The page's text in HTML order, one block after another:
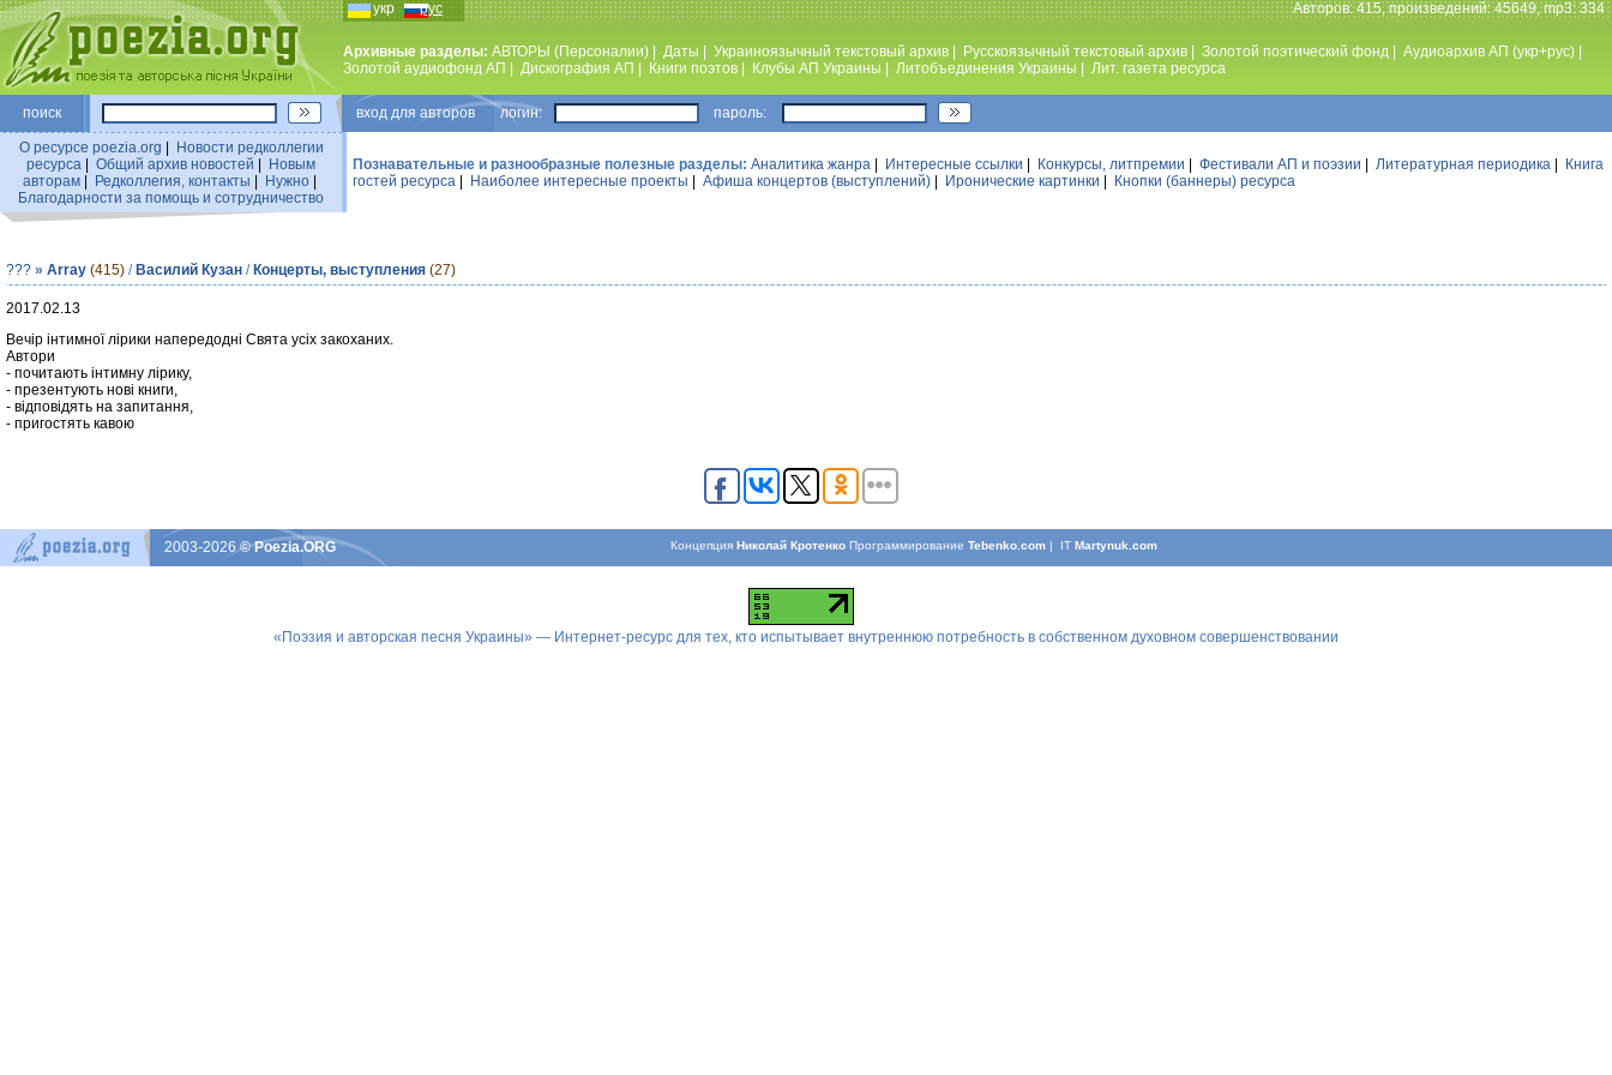
укр рус Авторов: 415, произведений: 45649, mp3: 334
Архивные разделы: АВТОРЫ (Персоналии) Даты Украиноязычный текстовый архив Русскоязычный текстовый архив Золотой поэтический фонд Аудиоархив АП (укр+рус)
Золотой аудиофонд АП
Дискография АП Книги поэтов Клубы АП Украины Литобъединения Украины Лит. газета ресурса
поиск вход для авторов логин: пароль:
О ресурсе poezia.org
Новости редколлегии
ресурса
Общий архив новостей
Новым
авторам| Редколлегия, контакты Нужно|
Благодарности за помощь и сотрудничество
Познавательные и разнообразные полезные разделы: Аналитика жанра Интересные ссылки Конкурсы, литпремии Фестивали АП и поэзии Литературная периодика
Книга
гостей ресурса
Наиболее интересные проекты Афиша концертов (выступлений) Иронические картинки Кнопки (баннеры) ресурса
??? » Array (415) / Василий Кузан / Концерты, выступления (27)
2017.02.13
Вечір інтимної лірики напередодні Свята усіх закоханих.
Автори
- почитають інтимну лірику,
- презентують нові книги,
- відповідять на запитання,
- пригостять кавою
КонцепцияНиколай Кротенко ПрограммированиеTebenko.com | ITMartynuk.com
2003-2026© Poezia.ORG
«Поэзия и авторская песня Украины» — Интернет-ресурс для тех, кто испытывает внутреннюю потребность в собственном духовном совершенствовании